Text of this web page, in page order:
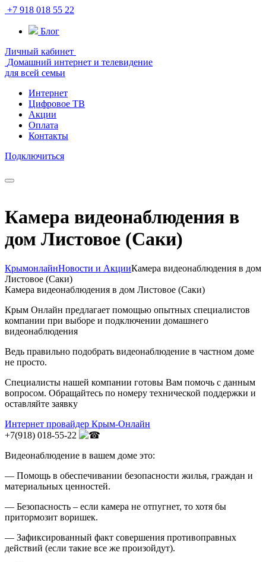
+7 918 018 55 22
Блог
Личный кабинет
Домашний интернет и телевидение
для всей семьи
Интернет
Цифровое ТВ
Акции
Оплата
Контакты
Подключиться
Камера видеонаблюдения в
дом Листовое (Саки)
КрымонлайнНовости и АкцииКамера видеонаблюдения в дом
Листовое (Саки)
Камера видеонаблюдения в дом Листовое (Саки)
Крым Онлайн предлагает помощью опытных специалистов
компании при выборе и подключении домашнего
видеонаблюдения
Ведь правильно подобрать видеонаблюдение в частном доме
не просто.
Специалисты нашей компании готовы Вам помочь с данным
вопросом. Обращайтесь по номеру технической поддержки и
оставляйте заявку
Интернет провайдер Крым-Онлайн
+7(918) 018-55-22
Видеонаблюдение в вашем доме это:
— Помощь в обеспечивании безопасности жилья, граждан и
материальных ценностей.
— Безопасность – если камера не отпугнет, то хотя бы
притормозит воришек.
— Зафиксированный факт совершения противоправных
действий (если такие все же произойдут).